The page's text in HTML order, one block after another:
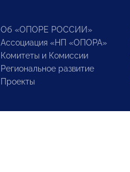
Об «ОПОРЕ РОССИИ»
Ассоциация «НП «ОПОРА»
Комитеты и Комиссии
Региональное развитие
Проекты